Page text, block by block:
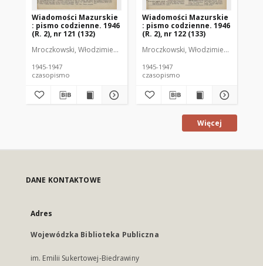
Wiadomości Mazurskie
: pismo codzienne. 1946
(R. 2), nr 121 (132)
Mroczkowski, Włodzimierz (1902-1971). Redaktor
1945-1947
czasopismo
Wiadomości Mazurskie
: pismo codzienne. 1946
(R. 2), nr 122 (133)
Mroczkowski, Włodzimierz (1902-
1945-1947
czasopismo
Więcej
DANE KONTAKTOWE
Adres
Wojewódzka Biblioteka Publiczna
im. Emilii Sukertowej-Biedrawiny